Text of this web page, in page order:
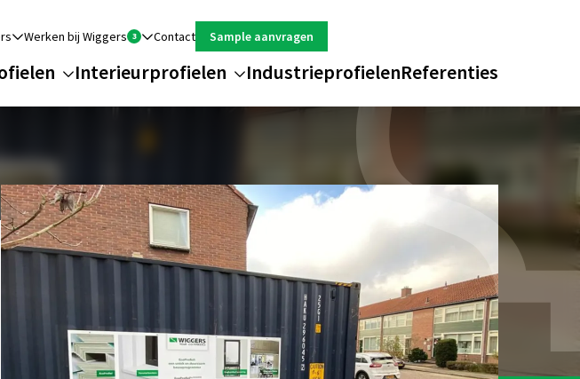
Werken bij Wiggers Contact Sample aanvragen
Interieurprofielen IndustrieprofielenReferenties